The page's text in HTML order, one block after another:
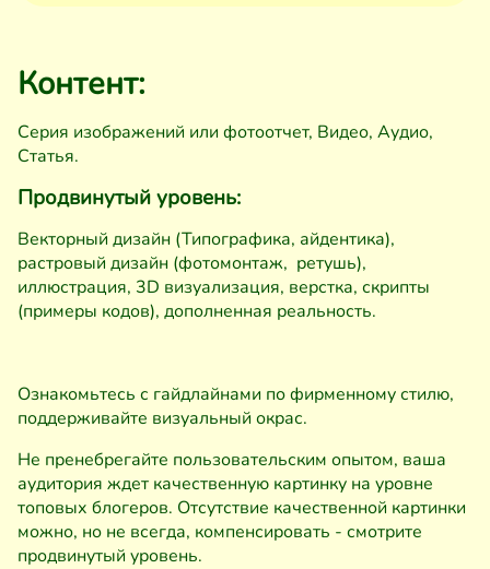
Контент:
Серия изображений или фотоотчет, Видео, Аудио,
Статья.
Продвинутый уровень:
Векторный дизайн (Типографика, айдентика),
растровый дизайн (фотомонтаж, ретушь),
иллюстрация, 3D визуализация, верстка, скрипты
(примеры кодов), дополненная реальность.
Ознакомьтесь с гайдлайнами по фирменному стилю,
поддерживайте визуальный окрас.
Не пренебрегайте пользовательским опытом, ваша
аудитория ждет качественную картинку на уровне
топовых блогеров. Отсутствие качественной картинки
можно, но не всегда, компенсировать - смотрите
продвинутый уровень.